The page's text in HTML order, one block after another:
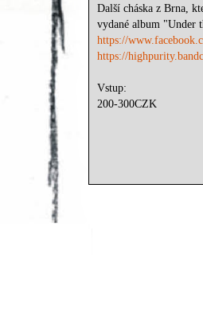
Další cháska z Brna,
vydané album "Under
https://
https://
Vstup:
200-300CZK